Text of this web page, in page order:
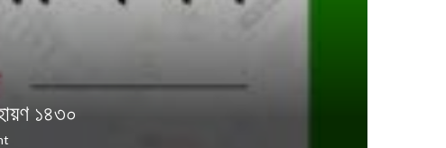
১৪৩০